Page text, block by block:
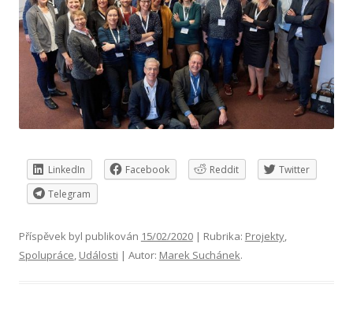
LinkedIn Facebook Reddit
Twitter
Telegram
Příspěvek byl publikován 15/02/2020| Rubrika: Projekty,
Spolupráce, Události | Autor: Marek Suchánek.